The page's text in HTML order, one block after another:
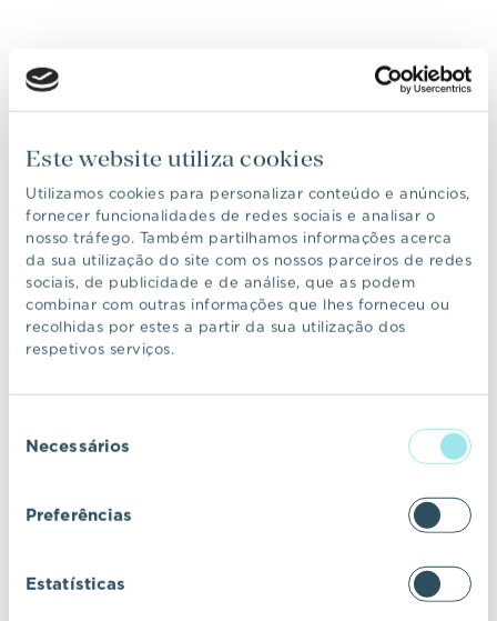
Este website utiliza cookies
Utilizamos cookies para personalizar conteúdo e anúncios,
fornecer funcionalidades de redes sociais e analisar o
nosso tráfego. Também partilhamos informações acerca
da sua utilização do site com os nossos parceiros de redes
sociais, de publicidade e de análise, que as podem
combinar com outras informações que lhes forneceu ou
recolhidas por estes a partir da sua utilização dos
respetivos serviços.
deNecessários
Preferências
Estatísticas